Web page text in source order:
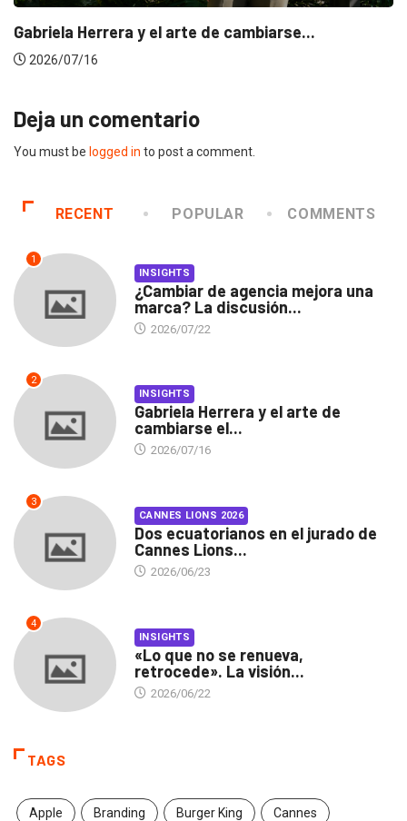
Gabriela Herrera y el arte de cambiarse...
2026/07/16
Deja un comentario
You must be logged in to post a comment.
RECENT POPULAR COMMENTS
1
INSIGHTS
¿Cambiar de agencia mejora una
marca? La discusión...
2026/07/22
2
INSIGHTS
Gabriela Herrera y el arte de
cambiarse el...
2026/07/16
3
CANNES LIONS 2026
Dos ecuatorianos en el jurado de
Cannes Lions...
2026/06/23
4
INSIGHTS
«Lo que no se renueva,
retrocede». La visión...
2026/06/22
TAGS
Apple Branding Burger King Cannes